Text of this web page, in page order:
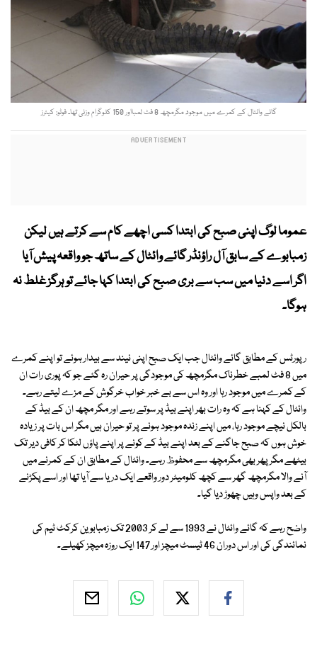
گائے وائٹال کے کمرے میں موجود مگرمچھ 8 فٹ لمبااور 150 کلوگرام وزنی تھا۔ فوٹو: کیٹرز
عموما لوگ اپنی صبح کی ابتدا کسی اچھے کام سے کرتے ہیں لیکن
زمبابوے کے سابق آل راؤنڈر گائے وائٹال کے ساتھ جو واقعہ پیش آیا
اگر اسے دنیا میں سب سے بری صبح کی ابتدا کہا جائے تو ہرگز غلط نہ
ہوگا۔
رپورٹس کے مطابق گائے وائٹال جب ایک صبح اپنی نیند سے بیدار ہوئے تو اپنے کمرے
میں 8 فٹ لمبے خطرناک مگرمچھ کی موجودگی پر حیران رہ گئے جو کہ پوری رات ان
کے کمرے میں موجود رہا اور وہ اس سے بے خبر خواب خرگوش کے مزے لیتے رہے۔
وائٹال کے کہنا ہے کہ وہ رات بھر اپنے بیڈ پر سوتے رہے اور مگر مچھ ان کے بیڈ کے
بالکل نیچے موجود رہا، میں اپنے زندہ موجود ہونے پر تو حیران ہیں مگر اس بات پر زیادہ
خوش ہوں کہ صبح جاگنے کے بعد اپنے بیڈ کے کونے پر اپنے پاؤں لٹکا کر کافی دیر تک
بیٹھے مگر پھر بھی مگرمچھ سے محفوظ رہے۔ وائٹال کے مطابق ان کے کمرنے میں
آنے والا مگرمچھ گھر سے کچھ کلومیٹر دور واقعے ایک دریا سے آیا تھا اور اسے پکڑنے
کے بعد واپس وہیں چھوڑ دیا گیا۔
واضح رہے کہ گائے وائٹال نے 1993 سے لے کر 2003 تک زمبابوین کرکٹ ٹیم کی
نمائندگی کی اور اس دوران 46 ٹیسٹ میچز اور 147 ایک روزہ میچز کھیلے۔